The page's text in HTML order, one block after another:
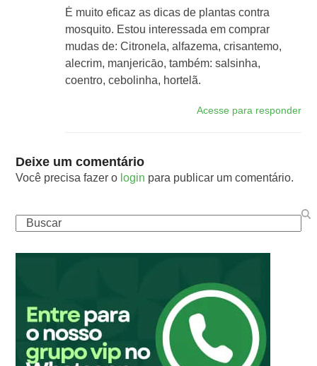
Ė muito eficaz as dicas de plantas contra
mosquito. Estou interessada em comprar
mudas de: Citronela, alfazema, crisantemo,
alecrim, manjericāo, também: salsinha,
coentro, cebolinha, hortelã.
Acesse para responder
Deixe um comentário
Você precisa fazer o login para publicar um comentário.
Buscar